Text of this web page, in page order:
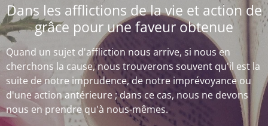
Dans les afflictions de la vie et action de
grâce pour une faveur obtenue
Quand un sujet d'affliction nous arrive, si nous en
cherchons la cause, nous trouverons souvent qu'il est la
suite de notre imprudence, de notre imprévoyance ou
d'une action antérieure ; dans ce cas, nous ne devons
nous en prendre qu'à nous-mêmes.